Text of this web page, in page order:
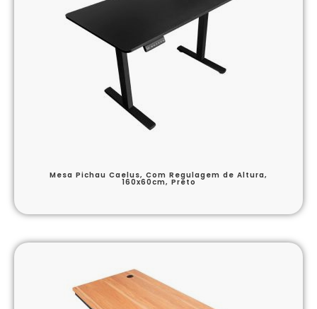
Mesa Pichau Caelus, Com Regulagem de Altura,
160x60cm, Preto